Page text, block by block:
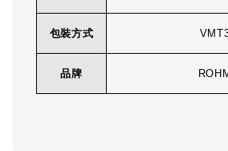
包裝方式
品牌